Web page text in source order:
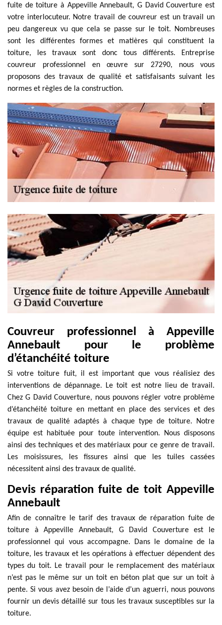
fuite de toiture à Appeville Annebault, G David Couverture est
votre interlocuteur. Notre travail de couvreur est un travail un
peu dangereux vu que cela se passe sur le toit. Nombreuses
sont les différentes formes et matières qui constituent la
toiture, les travaux sont donc tous différents. Entreprise
couvreur professionnel en œuvre sur 27290, nous vous
proposons des travaux de qualité et satisfaisants suivant les
normes et règles de la construction.
Couvreur professionnel à Appeville
Annebault pour le problème
d’étanchéité toiture
Si votre toiture fuit, il est important que vous réalisiez des
interventions de dépannage. Le toit est notre lieu de travail.
Chez G David Couverture, nous pouvons régler votre problème
d’étanchéité toiture en mettant en place des services et des
travaux de qualité adaptés à chaque type de toiture. Notre
équipe est habituée pour toute intervention. Nous disposons
ainsi des techniques et des matériaux pour ce genre de travail.
Les moisissures, les fissures ainsi que les tuiles cassées
nécessitent ainsi des travaux de qualité.
Devis réparation fuite de toit Appeville
Annebault
Afin de connaître le tarif des travaux de réparation fuite de
toiture à Appeville Annebault, G David Couverture est le
professionnel qui vous accompagne. Dans le domaine de la
toiture, les travaux et les opérations à effectuer dépendent des
types du toit. Le travail pour le remplacement des matériaux
n’est pas le même sur un toit en béton plat que sur un toit à
pente. Si vous avez besoin de l’aide d’un aguerri, nous pouvons
fournir un devis détaillé sur tous les travaux susceptibles sur la
toiture.